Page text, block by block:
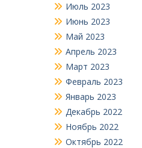
Июль 2023
Июнь 2023
Май 2023
Апрель 2023
Март 2023
Февраль 2023
Январь 2023
Декабрь 2022
Ноябрь 2022
Октябрь 2022